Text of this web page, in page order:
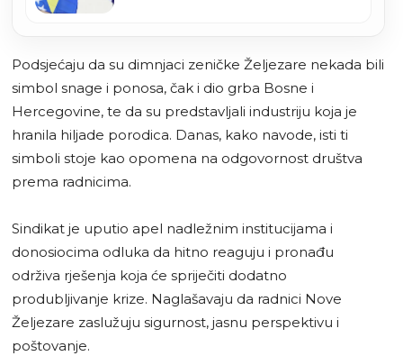
Podsjećaju da su dimnjaci zeničke Željezare nekada bili
simbol snage i ponosa, čak i dio grba Bosne i
Hercegovine, te da su predstavljali industriju koja je
hranila hiljade porodica. Danas, kako navode, isti ti
simboli stoje kao opomena na odgovornost društva
prema radnicima.
Sindikat je uputio apel nadležnim institucijama i
donosiocima odluka da hitno reaguju i pronađu
održiva rješenja koja će spriječiti dodatno
produbljivanje krize. Naglašavaju da radnici Nove
Željezare zaslužuju sigurnost, jasnu perspektivu i
poštovanje.